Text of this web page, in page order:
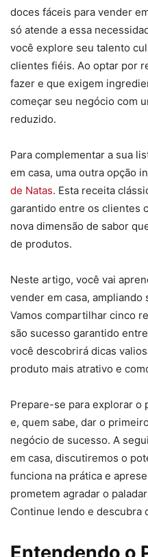
doces fáceis para vender
só atende a essa
você explore seu talento
clientes fiéis. Ao optar por
fazer e que exigem
começar seu negócio com
reduzido.
Para complementar a sua
em casa, uma outra opção
de Natas. Esta receita
garantido entre os clientes
nova dimensão de sabor
de produtos.
Neste artigo, você vai
vender em casa,
Vamos compartilhar cinco
são sucesso garantido
você descobrirá dicas
produto mais atrativo e
Prepare-se para explorar o
e, quem sabe, dar o
negócio de sucesso. A
em casa, discutiremos o
funciona na prática e
prometem agradar o
Continue lendo e descubra